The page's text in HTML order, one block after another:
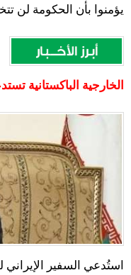
يؤمنوا بأن الحكومة لن
الخارجية الباكستانية
استُدعي السفير